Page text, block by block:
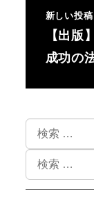
新しい投稿
【出
成功の